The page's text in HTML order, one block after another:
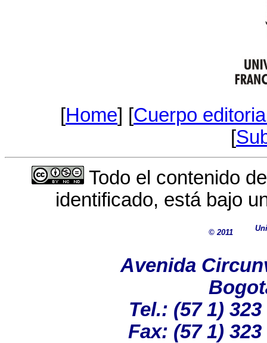
[Home] [Cuerpo
[
Todo el contenido
identificado, está bajo
© 2011
Avenida
Tel.: (57 1)
Fax: (57 1)